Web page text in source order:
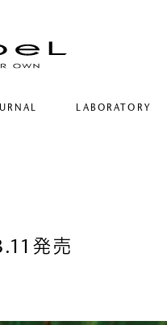
LABORATORY
発売